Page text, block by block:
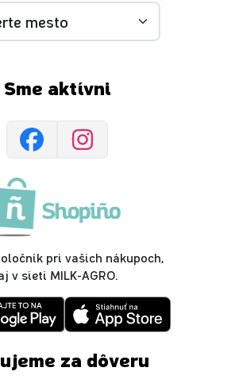
Sme aktívni
pri vašich nákupoch,
v sieti MILK-AGRO.
za dôveru